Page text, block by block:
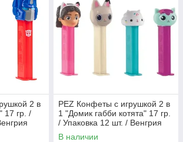
2 в
17 гр. /
PEZ Конфеты с игрушкой 2 в
1 "Домик габби котята" 17 гр.
/ Упаковка 12 шт. / Венгрия
В наличии